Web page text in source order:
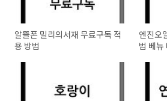
알뜰폰 밀리의서재 무료구독 적
용 방법
엔진오
법 베뉴